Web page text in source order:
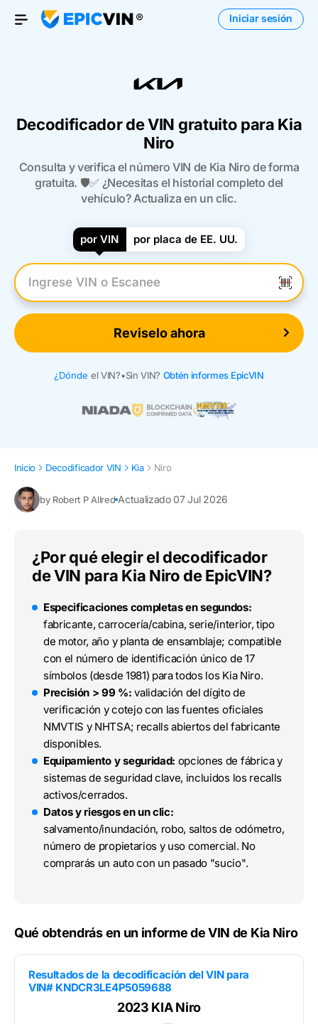
Open Menu
Iniciar sesión
Decodificador de VIN gratuito para Kia
Niro
Consulta y verifica el número VIN de Kia Niro de forma
gratuita. 🛡️✅ ¿Necesitas el historial completo del
vehículo? Actualiza en un clic.
por VIN por placa de EE. UU.
Introduzca el VIN
Reviselo ahora
¿Dónde el VIN?•Sin VIN? Obtén informes EpicVIN
Inicio Decodificador VIN Kia Niro
by Robert P Allred Actualizado 07 Jul 2026
¿Por qué elegir el decodificador
de VIN para Kia Niro de EpicVIN?
Especificaciones completas en segundos:
fabricante, carrocería/cabina, serie/interior, tipo
de motor, año y planta de ensamblaje; compatible
con el número de identificación único de 17
símbolos (desde 1981) para todos los Kia Niro.
Precisión > 99 %: validación del dígito de
verificación y cotejo con las fuentes oficiales
NMVTIS y NHTSA; recalls abiertos del fabricante
disponibles.
Equipamiento y seguridad: opciones de fábrica y
sistemas de seguridad clave, incluidos los recalls
activos/cerrados.
Datos y riesgos en un clic:
salvamento/inundación, robo, saltos de odómetro,
número de propietarios y uso comercial. No
comprarás un auto con un pasado "sucio".
Qué obtendrás en un informe de VIN de Kia Niro
Resultados de la decodificación del VIN para
VIN# KNDCR3LE4P5059688
2023 KIA Niro